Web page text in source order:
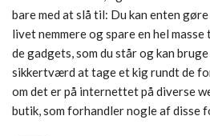
bare med at slå til: Du kan enten
livet nemmere og spare en hel
de gadgets, som du står og kan
sikkertværd at tage et kig rundt de
om det er på internettet på diverse
butik, som forhandler nogle af disse